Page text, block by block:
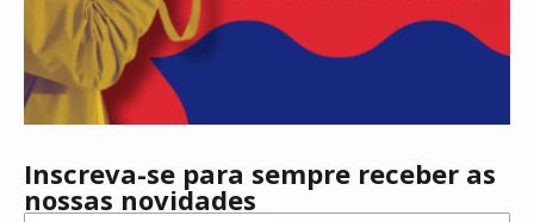
Inscreva-se para sempre receber as
nossas novidades